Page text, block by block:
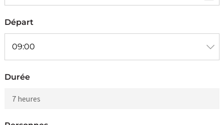
Départ
Durée
7 heures